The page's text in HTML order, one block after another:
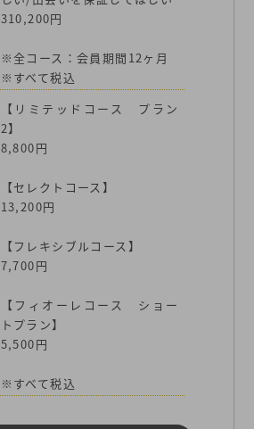
310,200円
※全コース：会員期間12ヶ月
※すべて税込
【リミテッドコース プラン
2】
8,800円
【セレクトコース】
13,200円
【フレキシブルコース】
7,700円
【フィオーレコース ショー
トプラン】
5,500円
※すべて税込